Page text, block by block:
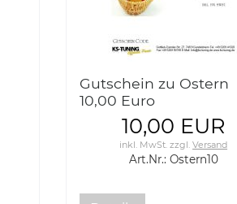
Gutschein zu Ostern
10,00 Euro
10,00 EUR
inkl. MwSt. zzgl.Versand
Art.Nr.: Ostern10